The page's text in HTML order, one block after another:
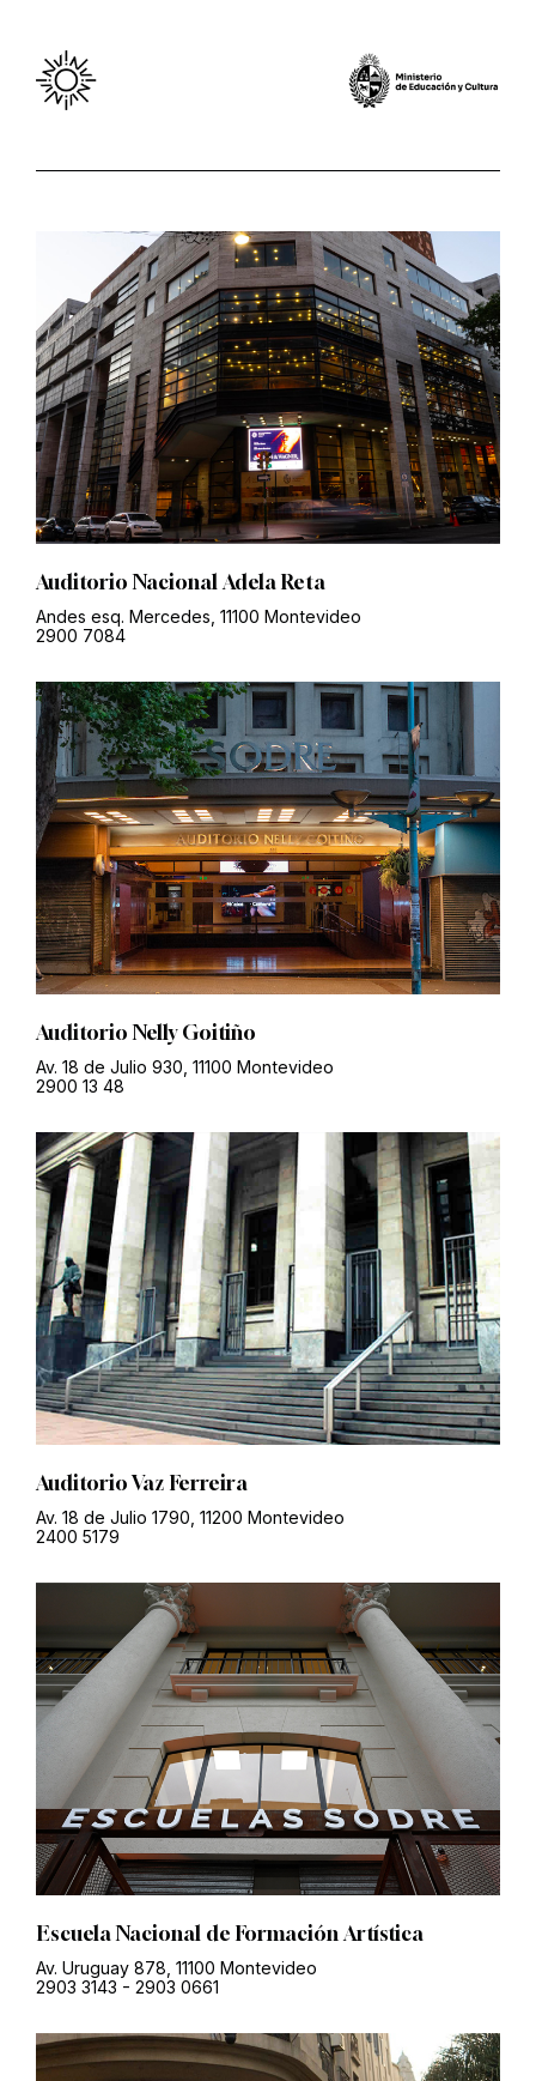
Auditorio Nacional Adela Reta
Andes esq. Mercedes, 11100 Montevideo
2900 7084
Auditorio Nelly Goitiño
Av. 18 de Julio 930, 11100 Montevideo
2900 13 48
Auditorio Vaz Ferreira
Av. 18 de Julio 1790, 11200 Montevideo
2400 5179
Escuela Nacional de Formación Artística
Av. Uruguay 878, 11100 Montevideo
2903 3143 - 2903 0661